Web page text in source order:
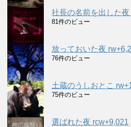
社長の名前を出した夜
81件のビュー
放っておいた夜
76件のビュー
土蔵のうしおとこ
75件のビュー
選ばれた夜 rcw+9,021